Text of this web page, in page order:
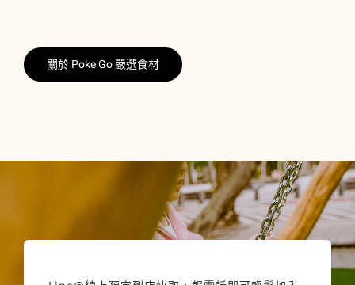
關於 Poke Go 嚴選食材